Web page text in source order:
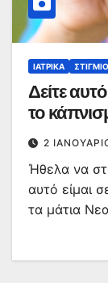
ΙΑΤΡΙΚΆ
Δείτε
το
2
Ήθελα να
αυτό είμαι
τα μάτια